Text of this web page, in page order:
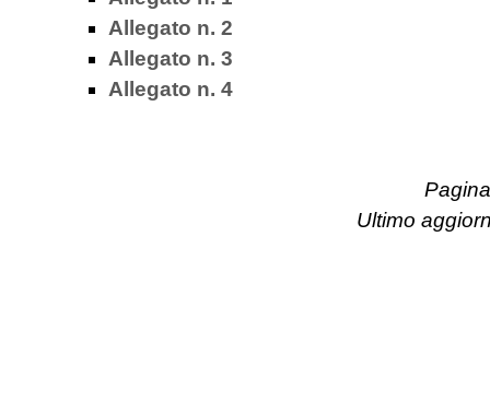
Allegato n. 2
Allegato n. 3
Allegato n. 4
Ultimo